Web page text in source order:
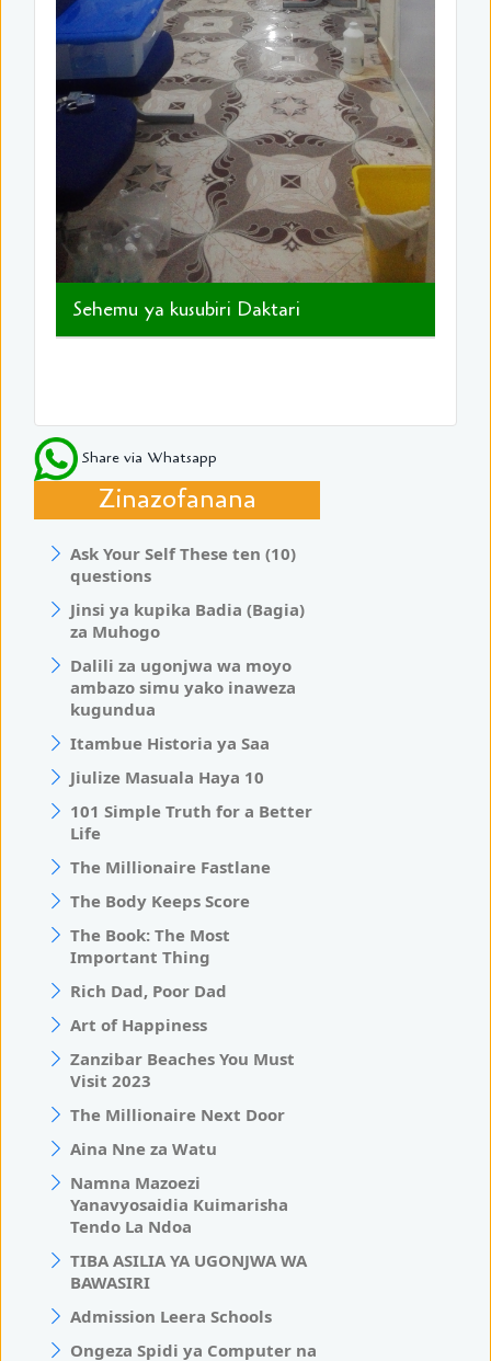
Sehemu ya kusubiri Daktari
Share via Whatsapp
Zinazofanana
Ask Your Self These ten (10)
questions
Jinsi ya kupika Badia (Bagia)
za Muhogo
Dalili za ugonjwa wa moyo
ambazo simu yako inaweza
kugundua
Itambue Historia ya Saa
Jiulize Masuala Haya 10
101 Simple Truth for a Better
Life
The Millionaire Fastlane
The Body Keeps Score
The Book: The Most
Important Thing
Rich Dad, Poor Dad
Art of Happiness
Zanzibar Beaches You Must
Visit 2023
The Millionaire Next Door
Aina Nne za Watu
Namna Mazoezi
Yanavyosaidia Kuimarisha
Tendo La Ndoa
TIBA ASILIA YA UGONJWA WA
BAWASIRI
Admission Leera Schools
Ongeza Spidi ya Computer na